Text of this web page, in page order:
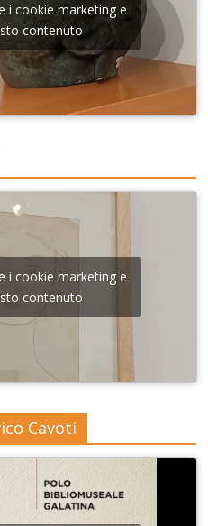
i cookie marketing e
contenuto
i cookie marketing e
contenuto
Cavoti